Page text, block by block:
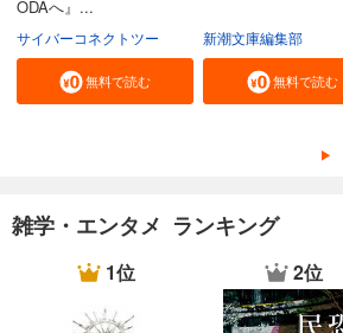
ODAへ』...
サイバーコネクトツー
無料で読む
新潮文庫編集部
無料で読む
雑学・エンタメ ランキング
1位 2位